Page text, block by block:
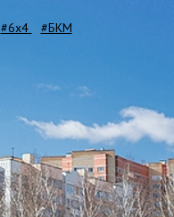
#6x4 #БКМ